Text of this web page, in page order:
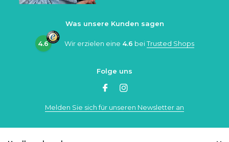
Was unsere Kunden sagen
4.6 Wir erzielen eine 4.6 beiTrusted Shops
Folge uns
Melden Sie sich für unseren Newsletter an